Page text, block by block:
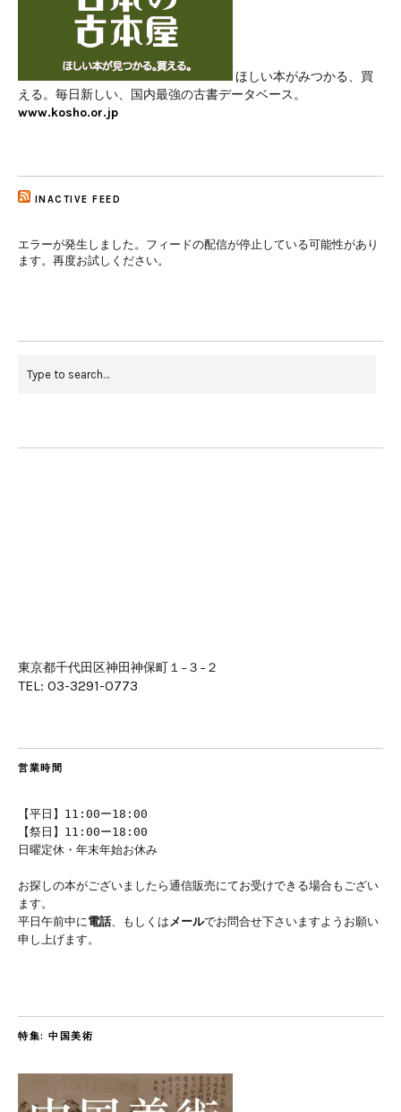
ほしい本がみつかる、買
える。毎日新しい、国内最強の古書データベース。
www.kosho.or.jp
INACTIVE FEED
エラーが発生しました。フィードの配信が停止している可能性があり
ます。再度お試しください。
東京都千代田区神田神保町１−３−２
TEL: 03-3291-0773
営業時間
【平日】11:00ー18:00
【祭日】11:00ー18:00
日曜定休・年末年始お休み
お探しの本がございましたら通信販売にてお受けできる場合もござい
ます。
平日午前中に 電話 、もしくは メールでお問合せ下さいますようお願い
申し上げます。
特集: 中国美術